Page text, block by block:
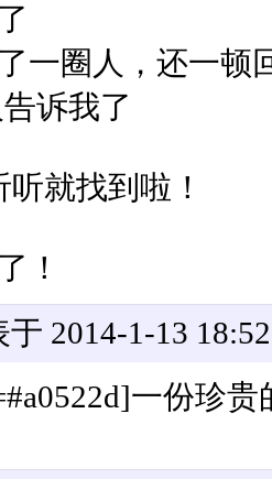
一圈人，还一顿
诉我了
就找到啦！
！
于 2014-1-13 18:52
一份珍